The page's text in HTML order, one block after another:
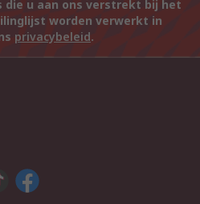
die u aan ons verstrekt bij het
worden verwerkt in
privacybeleid.